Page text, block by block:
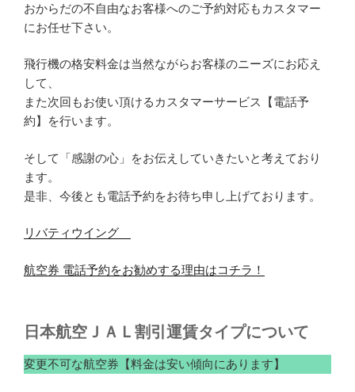
おからだの不自由なお客様へのご予約対応もカスタマー
にお任せ下さい。
飛行機の格安料金は当然ながらお客様のニーズにお応え
して、
また次回もお使い頂けるカスタマーサービス【電話予
約】を行います。
そして「感謝の心」をお伝えしていきたいと考えており
ます。
是非、今後とも電話予約をお待ち申し上げております。
リバティウイング
航空券 電話予約をお勧めする理由はコチラ！
日本航空ＪＡＬ割引運賃タイプについて
変更不可な航空券【料金は安い傾向にあります】